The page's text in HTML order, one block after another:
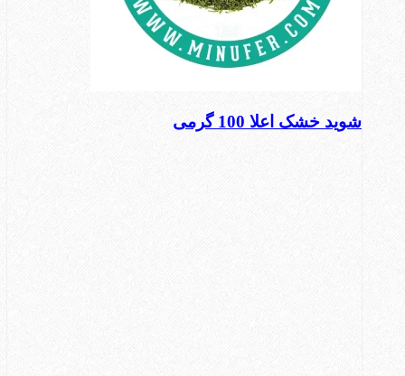
شوید خشک اعلا 100 گرمی